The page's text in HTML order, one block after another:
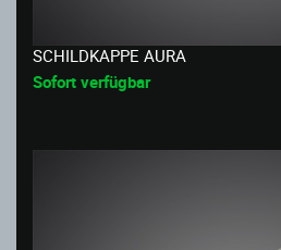
SCHILDKAPPE AURA
Sofort verfügbar